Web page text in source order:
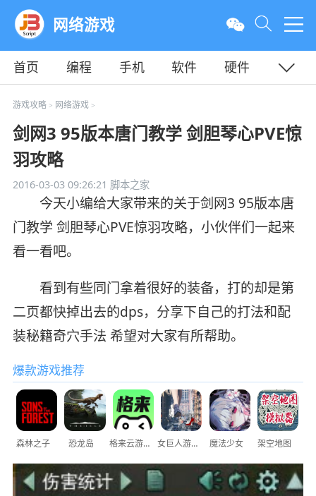
网络游戏
首页 编程 手机 软件
硬件
教程
平面
游戏攻略> 网络游戏>
剑网3 95版本唐门教学 剑胆琴心PVE惊
羽攻略
2016-03-03 09:26:21 脚本之家
今天小编给大家带来的关于剑网3 95版本唐
门教学 剑胆琴心PVE惊羽攻略，小伙伴们一起来
看一看吧。
看到有些同门拿着很好的装备，打的却是第
二页都快掉出去的dps，分享下自己的打法和配
装秘籍奇穴手法 希望对大家有所帮助。
爆款游戏推荐
森林之子 恐龙岛 格来云游戏 女巨人游乐场 魔法少女 架空地图